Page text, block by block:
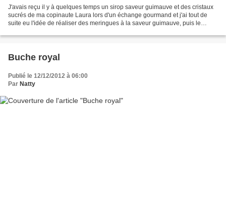
J'avais reçu il y à quelques temps un sirop saveur guimauve et des cristaux
sucrés de ma copinaute Laura lors d'un échange gourmand et j'ai tout de
suite eu l'idée de réaliser des meringues à la saveur guimauve, puis le
Buche royal
Publié le 12/12/2012 à 06:00
Par Natty